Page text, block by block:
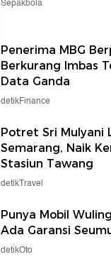
Sepakbola
Penerima MBG
Berkurang Imbas
Data Ganda
detikFinance
Potret Sri Mulyani
Semarang, Naik
Stasiun Tawang
detikTravel
Punya Mobil
Ada Garansi
detikOto